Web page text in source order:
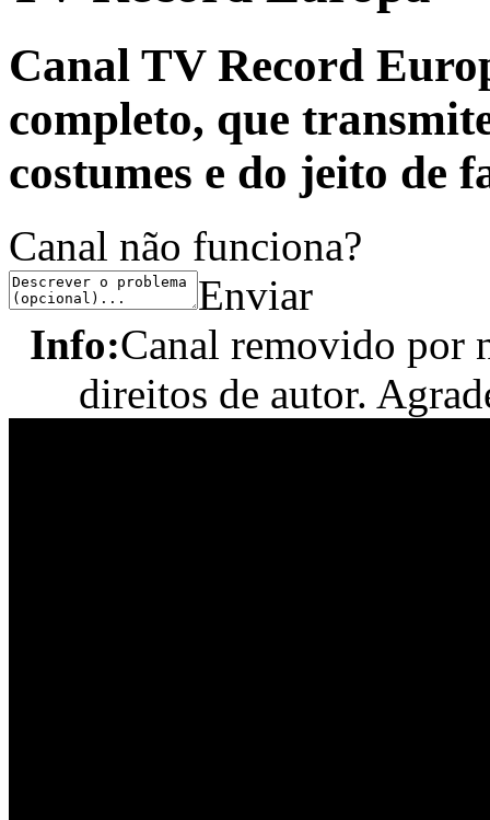
Canal TV Record
completo, que
costumes e do jeito de
Canal não funciona?
Enviar
Info:Canal removido por
direitos de autor.